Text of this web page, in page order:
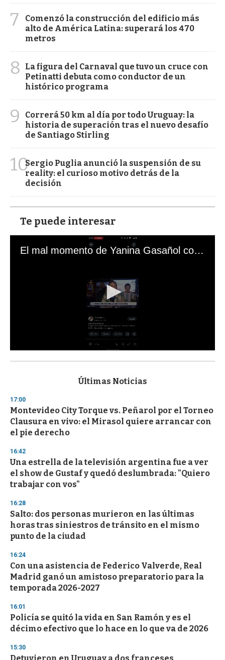
7
Comenzó la construcción del edificio más
alto de América Latina: superará los 470
metros
8
La figura del Carnaval que tuvo un cruce con
Petinatti debuta como conductor de un
histórico programa
9
Correrá 50 km al día por todo Uruguay: la
historia de superación tras el nuevo desafío
de Santiago Stirling
10Sergio Puglia anunció la suspensión de su
reality: el curioso motivo detrás de la
decisión
Te puede interesar
El mal momento de Yanina Gasañol con un hincha argentino en "Subrayado"
s
d
s
o
f
3
s
e
c
o
n
Últimas Noticias
17:00
Montevideo City Torque vs. Peñarol por el Torneo
Clausura en vivo: el Mirasol quiere arrancar con
el pie derecho
16:42
Una estrella de la televisión argentina fue a ver
el show de Gustaf y quedó deslumbrada: "Quiero
trabajar con vos"
16:28
Salto: dos personas murieron en las últimas
horas tras siniestros de tránsito en el mismo
punto de la ciudad
16:24
Con una asistencia de Federico Valverde, Real
Madrid ganó un amistoso preparatorio para la
temporada 2026-2027
16:01
Policía se quitó la vida en San Ramón y es el
décimo efectivo que lo hace en lo que va de 2026
15:30